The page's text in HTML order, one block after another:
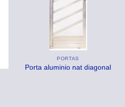
PORTAS
Porta aluminio nat diagonal